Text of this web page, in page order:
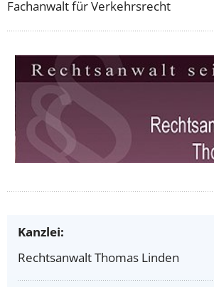
Fachanwalt für Verkehrsrecht
Kanzlei:
Rechtsanwalt Thomas Linden